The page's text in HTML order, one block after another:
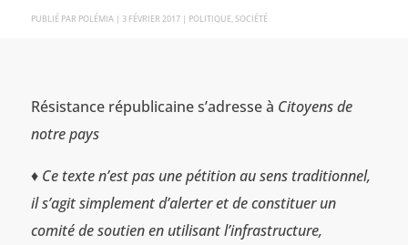
PAR POLÉMIA | 3 FÉVRIER 2017| POLITIQUE, SOCIÉTÉ
Résistance républicaine s’adresse à Citoyens de
notre pays
♦ Ce texte n’est pas une pétition au sens traditionnel,
il s’agit simplement d’alerter et de constituer un
comité de soutien en utilisant l’infrastructure,